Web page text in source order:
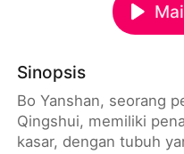
Sinopsis
Bo Yanshan, seorang
Qingshui, memiliki
kasar, dengan tubuh